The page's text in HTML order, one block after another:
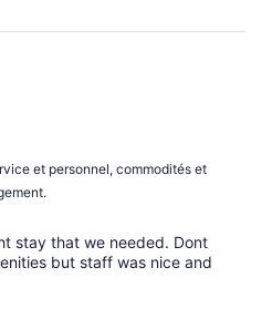
et personnel, commodités et
stay that we needed. Dont
but staff was nice and